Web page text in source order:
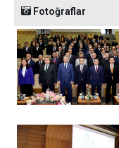
Fotoğraflar